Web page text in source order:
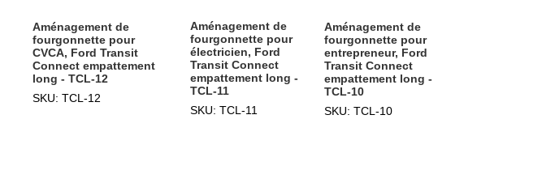
Aménagement de
fourgonnette pour
CVCA, Ford Transit
Connect empattement
long - TCL-12
SKU: TCL-12
Aménagement de
fourgonnette pour
électricien, Ford
Transit Connect
empattement long -
TCL-11
SKU: TCL-11
Aménagement de
fourgonnette pour
entrepreneur, Ford
Transit Connect
empattement long -
TCL-10
SKU: TCL-10